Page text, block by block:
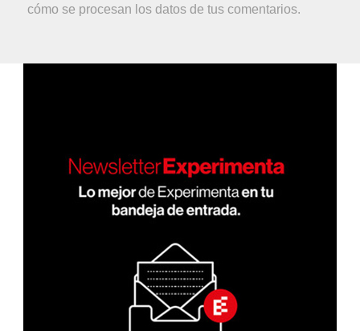
cómo se procesan los datos de tus comentarios.